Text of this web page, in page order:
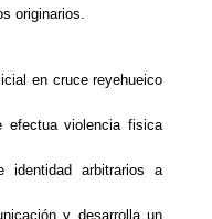
originarios.
en cruce reyehueico
efectua violencia fisica
identidad arbitrarios a
y desarrolla un